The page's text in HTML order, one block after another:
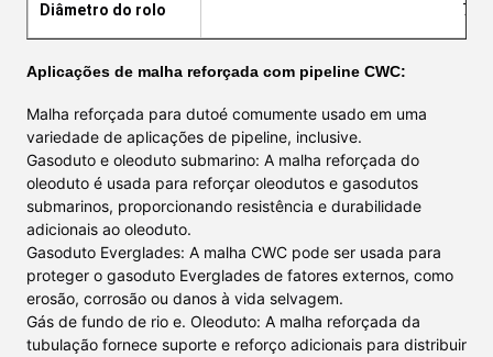
Diâmetro do rolo
Aplicações de malha reforçada com pipeline CWC:
Malha reforçada para dutoé comumente usado em uma
variedade de aplicações de pipeline, inclusive.
Gasoduto e oleoduto submarino: A malha reforçada do
oleoduto é usada para reforçar oleodutos e gasodutos
submarinos, proporcionando resistência e durabilidade
adicionais ao oleoduto.
Gasoduto Everglades: A malha CWC pode ser usada para
proteger o gasoduto Everglades de fatores externos, como
erosão, corrosão ou danos à vida selvagem.
Gás de fundo de rio e. Oleoduto: A malha reforçada da
tubulação fornece suporte e reforço adicionais para distribuir